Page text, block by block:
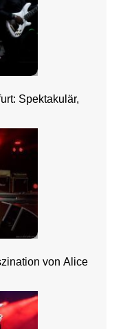
Spektakulär,
von Alice